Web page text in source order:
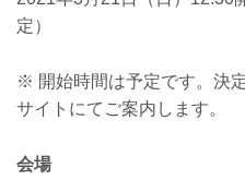
定）
※ 開始時間は予定です。決
サイトにてご案内します。
会場